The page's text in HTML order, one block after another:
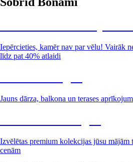
Iepērcieties, kamēr nav par vēlu! Vairāk
līdz pat 40% atlaidi
Jauns dārza, balkona un terases
Izvēlētas premium kolekcijas jūsu mājām
cenām